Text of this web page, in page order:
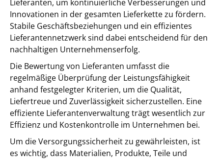
Lieferanten, um kontinuierliche Verbesserungen und
Innovationen in der gesamten Lieferkette zu fördern.
Stabile Geschäftsbeziehungen und ein effizientes
Lieferantennetzwerk sind dabei entscheidend für den
nachhaltigen Unternehmenserfolg.
Die Bewertung von Lieferanten umfasst die
regelmäßige Überprüfung der Leistungsfähigkeit
anhand festgelegter Kriterien, um die Qualität,
Liefertreue und Zuverlässigkeit sicherzustellen. Eine
effiziente Lieferantenverwaltung trägt wesentlich zur
Effizienz und Kostenkontrolle im Unternehmen bei.
Um die Versorgungssicherheit zu gewährleisten, ist
es wichtig, dass Materialien, Produkte, Teile und